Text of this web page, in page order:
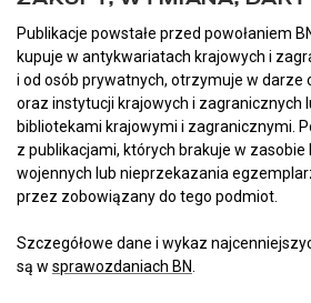
Publikacje powstałe przed powołaniem
kupuje w antykwariatach krajowych i
i od osób prywatnych, otrzymuje w darze
oraz instytucji krajowych i zagranicznych
bibliotekami krajowymi i zagranicznymi.
z publikacjami, których brakuje w zasobie
wojennych lub nieprzekazania
przez zobowiązany do tego podmiot.
Szczegółowe dane i wykaz
są w sprawozdaniach BN